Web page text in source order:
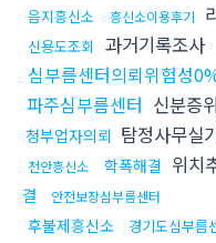
음지흥신소 흥신소이용후기
신용도조회
과거기록조사
심부름센터의뢰위험성
파주심부름센터 신분증
청부업자의뢰 탐정사무실
천안흥신소 학폭해결 위치
결
안전보장심부름센터
후불제흥신소 경기도심부름